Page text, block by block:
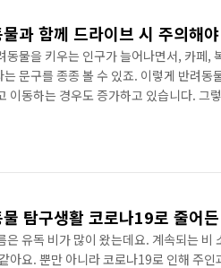
과 함께 드라이브 시 주의해
동물을 키우는 인구가 늘어나면서, 카페,
는 문구를 종종 볼 수 있죠. 이렇게 반려
이동하는 경우도 증가하고 있습니다. 그
어야 한다’ 등 의견이 분분해 대체 어떤
.. 자동차는 처음이다멍' 차량 탑승 전,
은 유독 비가 많이 왔는데요. 계속되는
아요. 뿐만 아니라 코로나19로 인해 주